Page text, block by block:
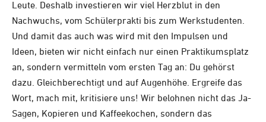
Leute. Deshalb investieren wir viel Herzblut in den
Nachwuchs, vom Schülerprakti bis zum Werkstudenten.
Und damit das auch was wird mit den Impulsen und
Ideen, bieten wir nicht einfach nur einen Praktikumsplatz
an, sondern vermitteln vom ersten Tag an: Du gehörst
dazu. Gleichberechtigt und auf Augenhöhe. Ergreife das
Wort, mach mit, kritisiere uns! Wir belohnen nicht das Ja-
Sagen, Kopieren und Kaffeekochen, sondern das